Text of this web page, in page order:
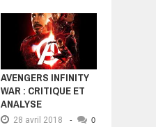
AVENGERS INFINITY
WAR : CRITIQUE ET
ANALYSE
28 avril 2018 - 0